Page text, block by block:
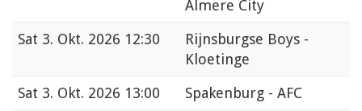
Almere City
Sat 3. Okt. 2026 12:30
Rijnsburgse Boys -
Kloetinge
Sat 3. Okt. 2026 13:00
Spakenburg - AFC